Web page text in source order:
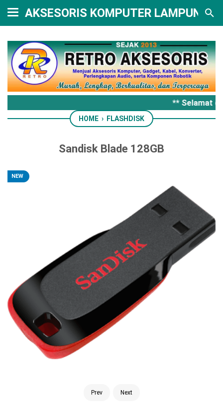
AKSESORIS KOMPUTER LAMPUNG
** Selamat
HOME › FLASHDISK
Sandisk Blade 128GB
NEW
Prev Next